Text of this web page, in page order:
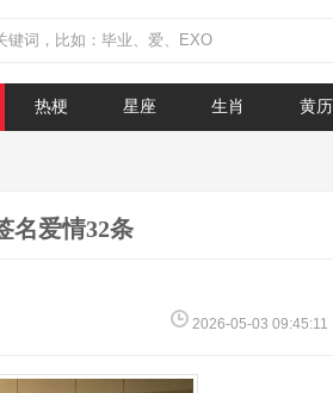
热梗 星座 生肖 黄历
名爱情32条
2026-05-03 09:45:11